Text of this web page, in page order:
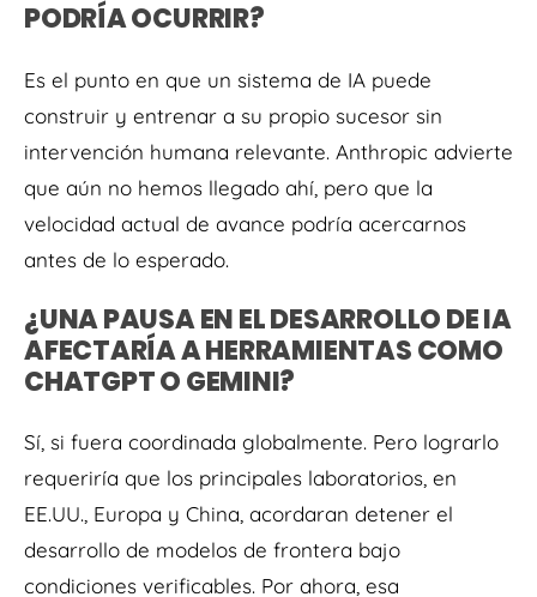
PODRÍA OCURRIR?
Es el punto en que un sistema de IA puede
construir y entrenar a su propio sucesor sin
intervención humana relevante. Anthropic advierte
que aún no hemos llegado ahí, pero que la
velocidad actual de avance podría acercarnos
antes de lo esperado.
¿UNA PAUSA EN EL DESARROLLO DE IA
AFECTARÍA A HERRAMIENTAS COMO
CHATGPT O GEMINI?
Sí, si fuera coordinada globalmente. Pero lograrlo
requeriría que los principales laboratorios, en
EE.UU., Europa y China, acordaran detener el
desarrollo de modelos de frontera bajo
condiciones verificables. Por ahora, esa